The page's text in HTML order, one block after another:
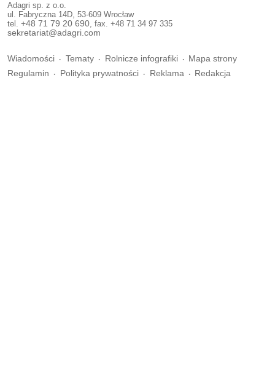
Adagri sp. z o.o.
ul. Fabryczna 14D, 53-609 Wrocław
tel. +48 71 79 20 690, fax. +48 71 34 97 335
sekretariat@adagri.com
Wiadomości Tematy Rolnicze infografiki
Mapa strony
Regulamin
Polityka prywatności Reklama Redakcja